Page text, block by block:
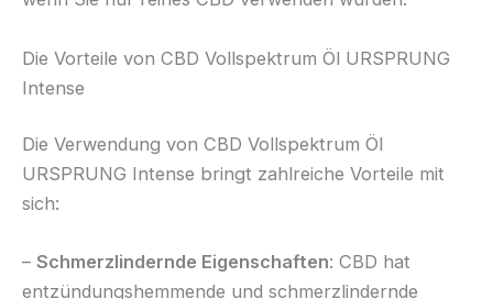
Die Vorteile von CBD Vollspektrum Öl URSPRUNG
Intense
Die Verwendung von CBD Vollspektrum Öl
URSPRUNG Intense bringt zahlreiche Vorteile mit
sich:
– Schmerzlindernde Eigenschaften: CBD hat
entzündungshemmende und schmerzlindernde